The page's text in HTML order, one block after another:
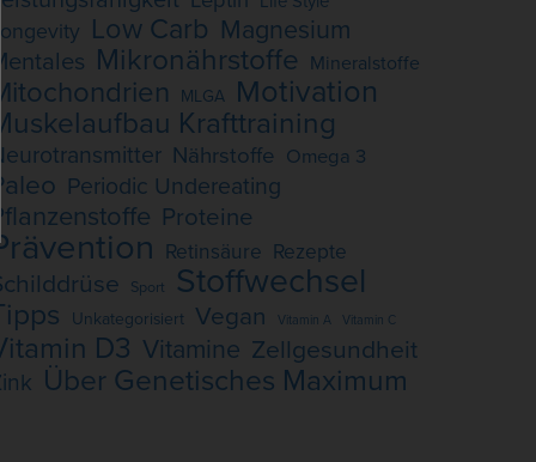
Longevity Low Carb Magnesium
Mentales Mikronährstoffe Mineralstoffe
Mitochondrien MLGA Motivation
Muskelaufbau Krafttraining
Neurotransmitter Nährstoffe Omega 3
Paleo Periodic Undereating
Pflanzenstoffe Proteine
Retinsäure Rezepte
Sport Stoffwechsel
Unkategorisiert Vegan Vitamin A Vitamin C
D3 Vitamine Zellgesundheit
Über Genetisches Maximum